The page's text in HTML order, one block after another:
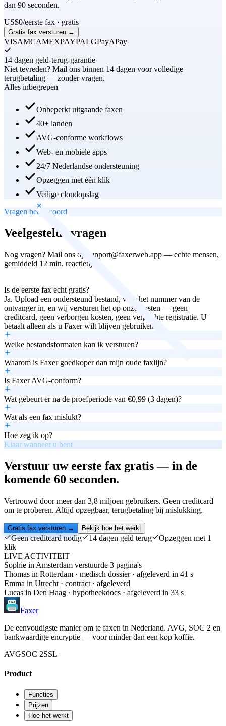
dan 90 seconden.
US$0/eerste fax · gratis
Gratis fax versturen →
VISAMCAMEXPAYPALGPayAPay
14 dagen geld-terug-garantie
Niet tevreden? Mail ons binnen 14 dagen voor volledige
terugbetaling — zonder vragen.
Alles inbegrepen
Onbeperkt uitgaande faxen
40+ landen
AVG-conforme workflows
Web- en mobiele apps
24/7 Nederlandse ondersteuning
Opzeggen met één klik
Veilige cloudopslag
Vragen beantwoord
Veelgestelde vragen
Nog vragen? Mail ons op support@faxerweb.app — echte mensen,
gemiddeld 12 min. reactietijd.
Is de eerste fax echt gratis?
Ja. Upload een ondersteund bestand, voer het nummer van de
ontvanger in, en wij versturen het op onze kosten — geen
creditcard, geen verborgen kosten, geen verplichte registratie. U
betaalt alleen als u Faxer wilt blijven gebruiken.
Welke bestandsformaten kan ik versturen?
Waarom is Faxer goedkoper dan mijn oude faxlijn?
Is Faxer AVG-conform?
Wat gebeurt er na de proefperiode van €0,99 (3 dagen)?
Wat als een fax mislukt?
Hoe zeg ik op?
Klaar wanneer u bent
Verstuur uw eerste fax gratis — in de
komende 60 seconden.
Vertrouwd door meer dan 3,8 miljoen gebruikers. Geen creditcard
om te proberen. Altijd opzegbaar, terugbetaling bij mislukking.
Gratis fax versturen → Bekijk hoe het werkt
Geen creditcard nodig 14 dagen geld terug
Opzeggen met 1
klik
LIVE ACTIVITEIT
Sophie in Amsterdam verstuurde 3 pagina's
Thomas in Rotterdam · medisch dossier · afgeleverd in 41 s
Emma in Utrecht · contract · afgeleverd
Lucas in Den Haag · hypotheekdocs · afgeleverd in 33 s
Faxer
De eenvoudigste manier om te faxen in Nederland. AVG, SOC 2 en
bankwaardige encryptie — voor minder dan een kop koffie.
AVGSOC 2SSL
Product
Functies
Prijzen
Hoe het werkt